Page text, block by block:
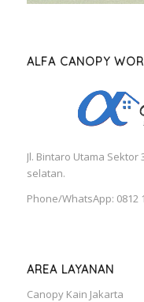
ALFA CANOPY
Jl. Bintaro Utama
selatan.
Phone/WhatsApp: 0812
AREA LAYANAN
Canopy Kain Jakarta